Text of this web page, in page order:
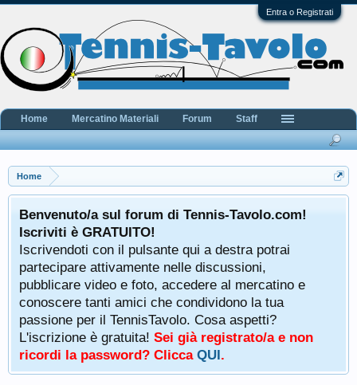
Entra o Registrati
Home
Benvenuto/a sul forum di Tennis-Tavolo.com!
Iscriviti è GRATUITO!
Iscrivendoti con il pulsante qui a destra potrai
partecipare attivamente nelle discussioni,
pubblicare video e foto, accedere al mercatino e
conoscere tanti amici che condividono la tua
passione per il TennisTavolo. Cosa aspetti?
L'iscrizione è gratuita! Sei già registrato/a e non
ricordi la password? Clicca QUI.
Home Mercatino Materiali Forum Staff